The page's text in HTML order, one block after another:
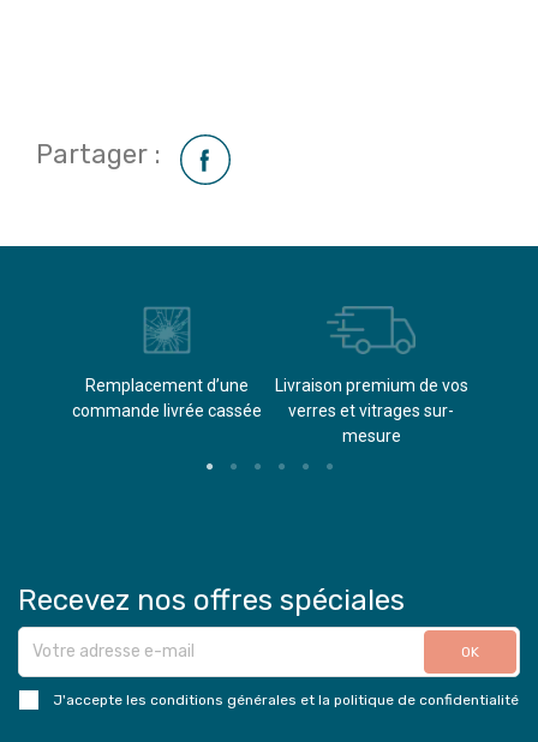
Partager :
Remplacement d’une
commande livrée cassée​
Livraison premium de vos
verres et vitrages sur-
mesure
Recevez nos offres spéciales
J'accepte les conditions générales et la politique de confidentialité